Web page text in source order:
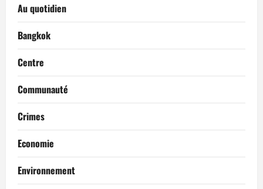
Au quotidien
Bangkok
Centre
Communauté
Crimes
Economie
Environnement